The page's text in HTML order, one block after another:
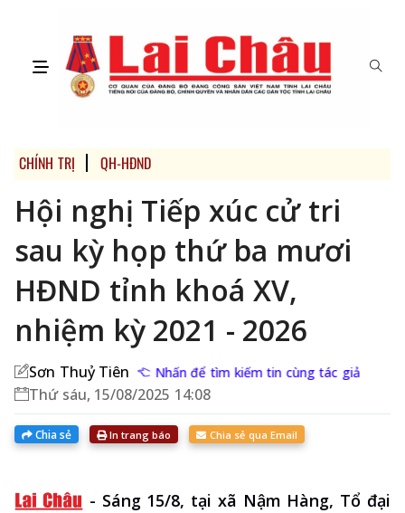
CHÍNH TRỊ QH-HĐND
Hội nghị Tiếp xúc cử tri
sau kỳ họp thứ ba mươi
HĐND tỉnh khoá XV,
nhiệm kỳ 2021 - 2026
Sơn Thuỷ Tiên Nhấn để tìm kiếm tin cùng tác giả
Thứ sáu, 15/08/2025 14:08
Chia sẻ In trang báo Chia sẻ qua Email
- Sáng 15/8, tại xã Nậm Hàng, Tổ đại